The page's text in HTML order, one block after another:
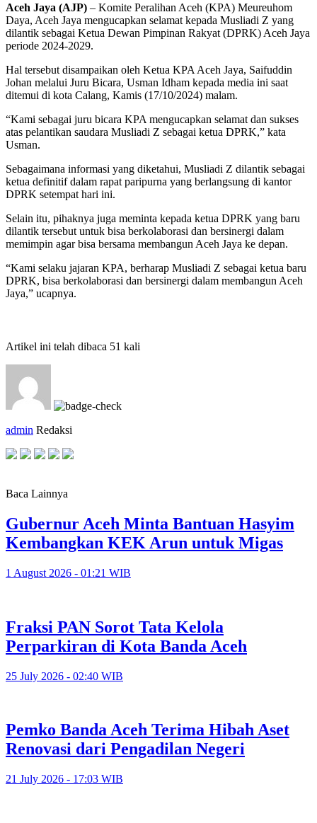
Aceh Jaya (AJP) – Komite Peralihan Aceh (KPA) Meureuhom
Daya, Aceh Jaya mengucapkan selamat kepada Musliadi Z yang
dilantik sebagai Ketua Dewan Pimpinan Rakyat (DPRK) Aceh Jaya
periode 2024-2029.
Hal tersebut disampaikan oleh Ketua KPA Aceh Jaya, Saifuddin
Johan melalui Juru Bicara, Usman Idham kepada media ini saat
ditemui di kota Calang, Kamis (17/10/2024) malam.
“Kami sebagai juru bicara KPA mengucapkan selamat dan sukses
atas pelantikan saudara Musliadi Z sebagai ketua DPRK,” kata
Usman.
Sebagaimana informasi yang diketahui, Musliadi Z dilantik sebagai
ketua definitif dalam rapat paripurna yang berlangsung di kantor
DPRK setempat hari ini.
Selain itu, pihaknya juga meminta kepada ketua DPRK yang baru
dilantik tersebut untuk bisa berkolaborasi dan bersinergi dalam
memimpin agar bisa bersama membangun Aceh Jaya ke depan.
“Kami selaku jajaran KPA, berharap Musliadi Z sebagai ketua baru
DPRK, bisa berkolaborasi dan bersinergi dalam membangun Aceh
Jaya,” ucapnya.
Artikel ini telah dibaca 51 kali
admin Redaksi
Baca Lainnya
Gubernur Aceh Minta Bantuan Hasyim
Kembangkan KEK Arun untuk Migas
1 August 2026 - 01:21 WIB
Fraksi PAN Sorot Tata Kelola
Perparkiran di Kota Banda Aceh
25 July 2026 - 02:40 WIB
Pemko Banda Aceh Terima Hibah Aset
Renovasi dari Pengadilan Negeri
21 July 2026 - 17:03 WIB